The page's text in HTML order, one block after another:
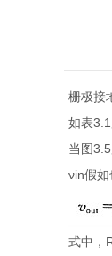
栅极接
如表
当图
νin假
式中，